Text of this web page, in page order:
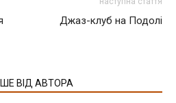
Джаз-клуб на Подолі
ВІД АВТОРА